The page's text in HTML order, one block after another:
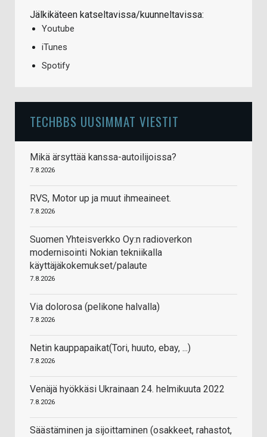
Jälkikäteen katseltavissa/kuunneltavissa:
Youtube
iTunes
Spotify
TECHBBS UUSIMMAT VIESTIT
Mikä ärsyttää kanssa-autoilijoissa?
7.8.2026
RVS, Motor up ja muut ihmeaineet.
7.8.2026
Suomen Yhteisverkko Oy:n radioverkon
modernisointi Nokian tekniikalla
käyttäjäkokemukset/palaute
7.8.2026
Via dolorosa (pelikone halvalla)
7.8.2026
Netin kauppapaikat(Tori, huuto, ebay, ...)
7.8.2026
Venäjä hyökkäsi Ukrainaan 24. helmikuuta 2022
7.8.2026
Säästäminen ja sijoittaminen (osakkeet, rahastot,